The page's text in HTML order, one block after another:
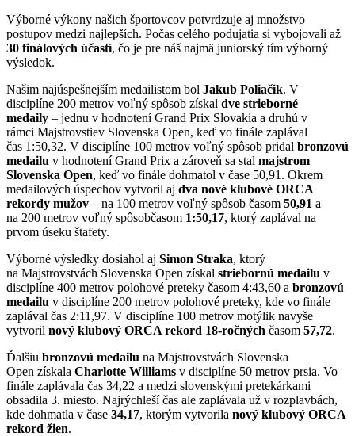
Výborné výkony našich športovcov potvrdzuje aj množstvo
postupov medzi najlepších. Počas celého podujatia si vybojovali až
30 finálových účastí, čo je pre náš najmä juniorský tím výborný
výsledok.
Našim najúspešnejším medailistom bol Jakub Poliačik. V
disciplíne 200 metrov voľný spôsob získal dve strieborné
medaily – jednu v hodnotení Grand Prix Slovakia a druhú v
rámci Majstrovstiev Slovenska Open, keď vo finále zaplával
čas 1:50,32. V disciplíne 100 metrov voľný spôsob pridal bronzovú
medailu v hodnotení Grand Prix a zároveň sa stal majstrom
Slovenska Open, keď vo finále dohmatol v čase 50,91. Okrem
medailových úspechov vytvoril aj dva nové klubové ORCA
rekordy mužov – na 100 metrov voľný spôsob časom 50,91 a
na 200 metrov voľný spôsobčasom 1:50,17, ktorý zaplával na
prvom úseku štafety.
Výborné výsledky dosiahol aj Simon Straka, ktorý
na Majstrovstvách Slovenska Open získal striebornú medailu v
disciplíne 400 metrov polohové preteky časom 4:43,60 a bronzovú
medailu v disciplíne 200 metrov polohové preteky, kde vo finále
zaplával čas 2:11,97. V disciplíne 100 metrov motýlik navyše
vytvoril nový klubový ORCA rekord 18-ročných časom 57,72.
Ďalšiu bronzovú medailu na Majstrovstvách Slovenska
Open získala Charlotte Williams v disciplíne 50 metrov prsia. Vo
finále zaplávala čas 34,22 a medzi slovenskými pretekárkami
obsadila 3. miesto. Najrýchleší čas ale zaplávala už v rozplavbách,
kde dohmatla v čase 34,17, ktorým vytvorila nový klubový ORCA
rekord žien.